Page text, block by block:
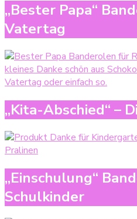
„Bester Papa“
Vatertag
„Kita-Abschied“ –
„Einschulung“
Schulkinder